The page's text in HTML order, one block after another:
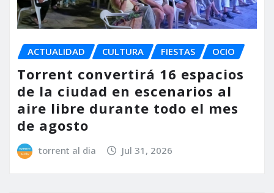
ACTUALIDAD CULTURA FIESTAS OCIO
Torrent convertirá 16 espacios
de la ciudad en escenarios al
aire libre durante todo el mes
de agosto
torrent al dia Jul 31, 2026